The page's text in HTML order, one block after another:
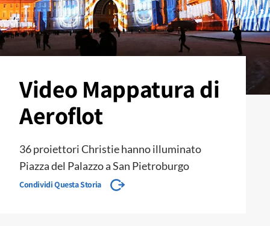
Video Mappatura di
Aeroflot
36 proiettori Christie hanno illuminato
Piazza del Palazzo a San Pietroburgo
Condividi Questa Storia